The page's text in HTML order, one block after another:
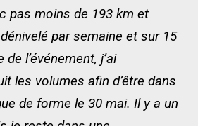
pas moins de 193 km et
par semaine et sur 15
l’événement, j’ai
les volumes afin d’être dans
de forme le 30 mai. Il y a un